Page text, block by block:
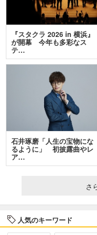
『スタクラ 2026 in 横浜』
が開幕 今年も多彩なス
テ…
石井琢磨「人生の宝物にな
るように」 初披露曲やレ
ア…
さ
人気のキーワード